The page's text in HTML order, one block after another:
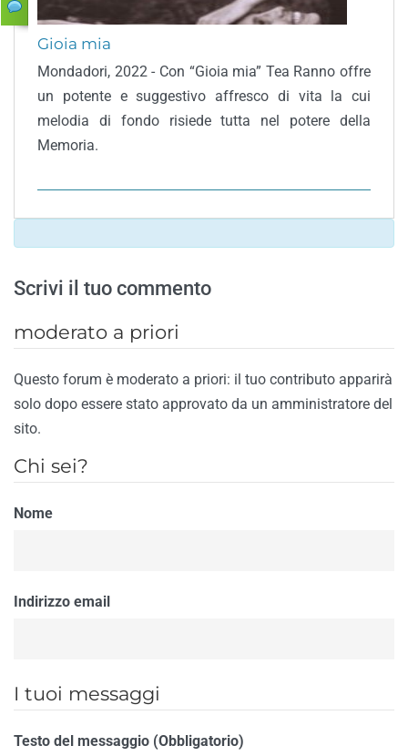
Gioia mia
Mondadori, 2022 - Con “Gioia mia” Tea Ranno offre
un potente e suggestivo affresco di vita la cui
melodia di fondo risiede tutta nel potere della
Memoria.
Scrivi il tuo commento
moderato a priori
Questo forum è moderato a priori: il tuo contributo apparirà
solo dopo essere stato approvato da un amministratore del
sito.
Chi sei?
Nome
Indirizzo email
I tuoi messaggi
Testo del messaggio (Obbligatorio)